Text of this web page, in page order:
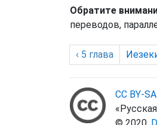
Обратите
переводов,
‹ 5 глава
CC BY-